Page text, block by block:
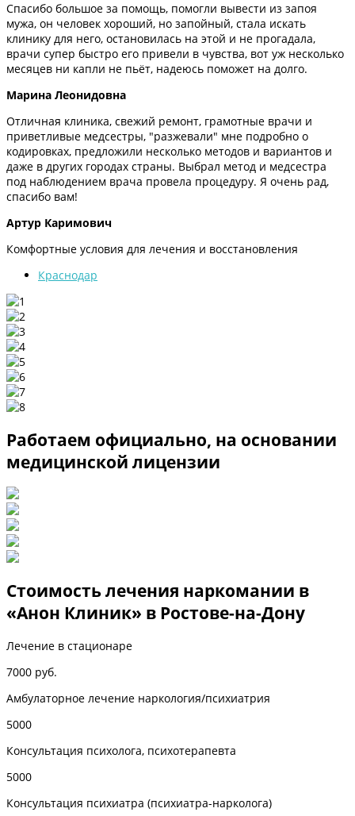
Спасибо большое за помощь, помогли вывести из запоя
мужа, он человек хороший, но запойный, стала искать
клинику для него, остановилась на этой и не прогадала,
врачи супер быстро его привели в чувства, вот уж несколько
месяцев ни капли не пьёт, надеюсь поможет на долго.
Марина Леонидовна
Отличная клиника, свежий ремонт, грамотные врачи и
приветливые медсестры, "разжевали" мне подробно о
кодировках, предложили несколько методов и вариантов и
даже в других городах страны. Выбрал метод и медсестра
под наблюдением врача провела процедуру. Я очень рад,
спасибо вам!
Артур Каримович
Комфортные условия для лечения и восстановления
Краснодар
Работаем официально, на основании
медицинской лицензии
Стоимость лечения наркомании в
«Анон Клиник» в Ростове-на-Дону
Лечение в стационаре
7000 руб.
Амбулаторное лечение наркология/психиатрия
5000
Консультация психолога, психотерапевта
5000
Консультация психиатра (психиатра-нарколога)